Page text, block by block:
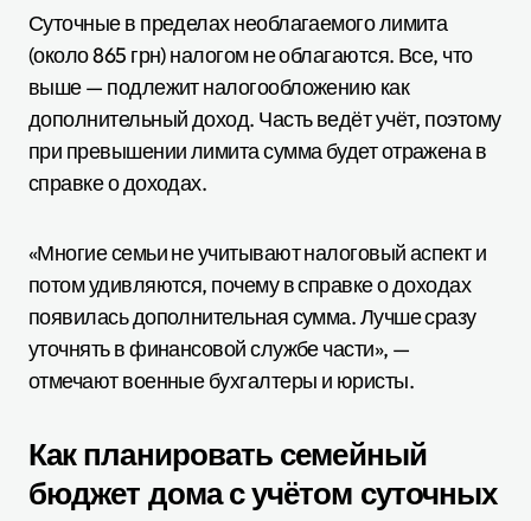
Суточные в пределах необлагаемого лимита
(около 865 грн) налогом не облагаются. Все, что
выше — подлежит налогообложению как
дополнительный доход. Часть ведёт учёт, поэтому
при превышении лимита сумма будет отражена в
справке о доходах.
«Многие семьи не учитывают налоговый аспект и
потом удивляются, почему в справке о доходах
появилась дополнительная сумма. Лучше сразу
уточнять в финансовой службе части», —
отмечают военные бухгалтеры и юристы.
Как планировать семейный
бюджет дома с учётом суточных